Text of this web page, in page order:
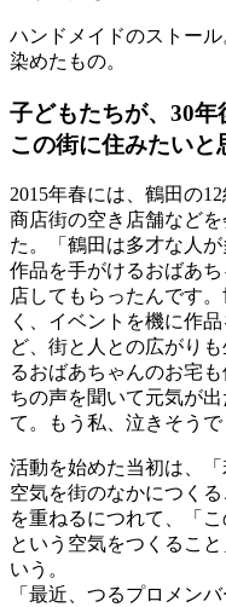
ハンドメイドのストー
染めたもの。
子どもたちが、30年
この街に住みたいと
2015年春には、鶴田の
商店街の空き店舗など
た。「鶴田は多才な人
作品を手がけるおばあ
店してもらったんです
く、イベントを機に作
ど、街と人との広がり
るおばあちゃんのお宅
ちの声を聞いて元気が
て。もう私、泣きそうで
活動を始めた当初は、
空気を街のなかにつく
を重ねるにつれて、「
という空気をつくるこ
いう。
「最近、つるプロメン